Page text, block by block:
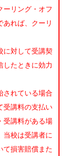
ーリング・オフ
あれば、クーリ
対して受講契
したときに効力
れている場合
受講料の支払い
受講料がある場
当校は受講者に
て損害賠償また